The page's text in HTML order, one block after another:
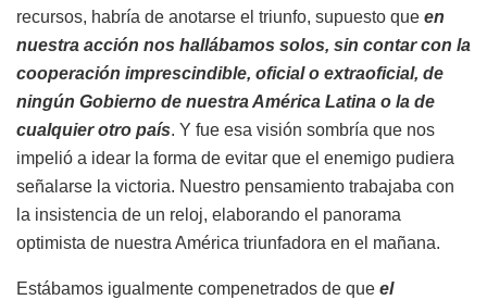
recursos, habría de anotarse el triunfo, supuesto que en
nuestra acción nos hallábamos solos, sin contar con la
cooperación imprescindible, oficial o extraoficial, de
ningún Gobierno de nuestra América Latina o la de
cualquier otro país. Y fue esa visión sombría que nos
impelió a idear la forma de evitar que el enemigo pudiera
señalarse la victoria. Nuestro pensamiento trabajaba con
la insistencia de un reloj, elaborando el panorama
optimista de nuestra América triunfadora en el mañana.
Estábamos igualmente compenetrados de que el